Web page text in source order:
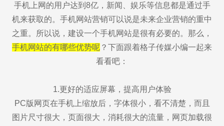
手机上网的用户达到8亿，新闻、娱乐等信息都是通过手
机来获取的。手机网站营销可以说是未来企业营销的重中
之重。所以说，建设一个手机网站是很有必要的。那么，
手机网站的有哪些优势呢 ？下面跟着格子传媒小编一起来
看看吧：
1.更好的适应屏幕，提高用户体验
PC版网页在手机上缩放后，字体很小，看不清楚，而且
图片尺寸很大，页面很大，消耗很大的流量，网页加载很